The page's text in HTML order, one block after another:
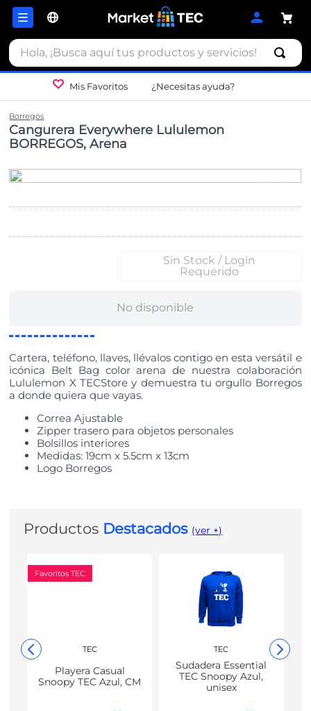
Hola, ¡Busca aquí tus productos y servicios!
Mis Favoritos ¿Necesitas ayuda?
Borregos
Cangurera Everywhere Lululemon
BORREGOS, Arena
Sin Stock / Login
Requerido
No disponible
Cartera, teléfono, llaves, llévalos contigo en esta versátil e
icónica Belt Bag color arena de nuestra colaboración
Lululemon X TECStore y demuestra tu orgullo Borregos
a donde quiera que vayas.
Correa Ajustable
Zipper trasero para objetos personales
Bolsillos interiores
Medidas: 19cm x 5.5cm x 13cm
Logo Borregos
Productos Destacados (ver +)
Favoritos TEC
TEC
Playera Casual
Snoopy TEC Azul, CM
TEC
Sudadera Essential
TEC Snoopy Azul,
unisex